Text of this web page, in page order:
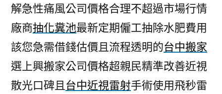
解急性痛風公司價格合理不超過市場行情
廠商抽化糞池最新定期僱工抽除水肥費用
該您急需借錢估價且流程透明的台中搬家
選上興搬家公司價格超親民精準改善近視
散光口碑且 台中近視雷射手術使用飛秒雷